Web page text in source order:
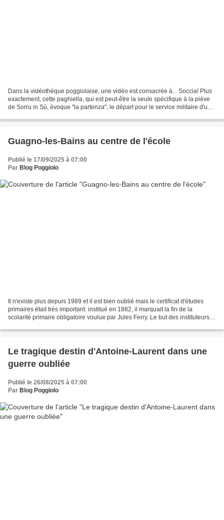
Dans la vidéothèque poggiolaise, une vidéo est consacrée à... Soccia! Plus
exactement, cette paghiella, qui est peut-être la seule spécifique à la piève
de Sorru in Sù, évoque "la partenza", le départ pour le service militaire d'un
Guagno-les-Bains au centre de l'école
Publié le 17/09/2025 à 07:00
Par Blog Poggiolo
Il n'existe plus depuis 1989 et il est bien oublié mais le certificat d'études
primaires était très important: institué en 1882, il marquait la fin de la
scolarité primaire obligatoire voulue par Jules Ferry. Le but des instituteurs
Le tragique destin d'Antoine-Laurent dans une
guerre oubliée
Publié le 26/08/2025 à 07:00
Par Blog Poggiolo